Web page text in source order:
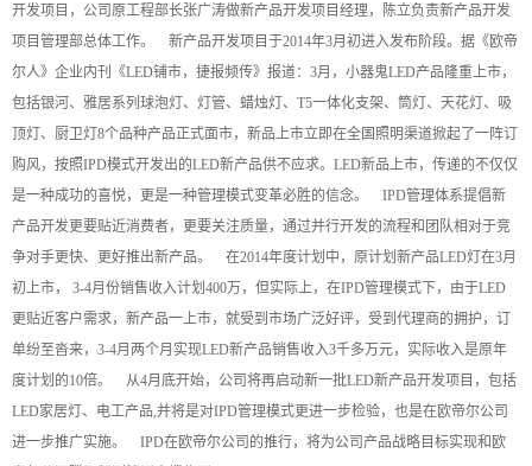
开发项目，公司原工程部长张广涛做新产品开发项目经理，陈立负责新产品开发
项目管理部总体工作。 新产品开发项目于2014年3月初进入发布阶段。据《欧帝
尔人》企业内刊《LED铺市，捷报频传》报道：3月，小器鬼LED产品隆重上市，
包括银河、雅居系列球泡灯、灯管、蜡烛灯、T5一体化支架、筒灯、天花灯、吸
顶灯、厨卫灯8个品种产品正式面市，新品上市立即在全国照明渠道掀起了一阵订
购风，按照IPD模式开发出的LED新产品供不应求。LED新品上市，传递的不仅仅
是一种成功的喜悦，更是一种管理模式变革必胜的信念。 IPD管理体系提倡新
产品开发更要贴近消费者，更要关注质量，通过并行开发的流程和团队相对于竞
争对手更快、更好推出新产品。 在2014年度计划中，原计划新产品LED灯在3月
初上市， 3-4月份销售收入计划400万，但实际上，在IPD管理模式下，由于LED
更贴近客户需求，新产品一上市，就受到市场广泛好评，受到代理商的拥护，订
单纷至沓来，3-4月两个月实现LED新产品销售收入3千多万元，实际收入是原年
度计划的10倍。 从4月底开始，公司将再启动新一批LED新产品开发项目，包括
LED家居灯、电工产品,并将是对IPD管理模式更进一步检验，也是在欧帝尔公司
进一步推广实施。 IPD在欧帝尔公司的推行，将为公司产品战略目标实现和欧